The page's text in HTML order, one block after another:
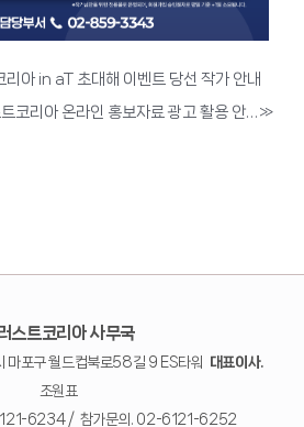
아 in aT 초대해 이벤트 당선 작가 안내
[필독]2025 수원 일러스트코리아 온라인 홍보자료 광고 활용 안내»
스트코리아 사무국
마포구 월드컵북로58길 9 ES타워
대표이사.
조원표
6234 / 참가문의. 02-6121-6252